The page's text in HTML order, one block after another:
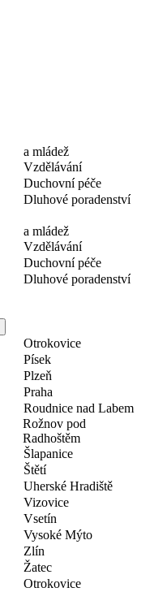
a mládež
Vzdělávání
Duchovní péče
Dluhové poradenství
a mládež
Vzdělávání
Duchovní péče
Dluhové poradenství
Otrokovice
Písek
Plzeň
Praha
Roudnice nad Labem
Rožnov pod
Radhoštěm
Šlapanice
Štětí
Uherské Hradiště
Vizovice
Vsetín
Vysoké Mýto
Zlín
Žatec
Otrokovice